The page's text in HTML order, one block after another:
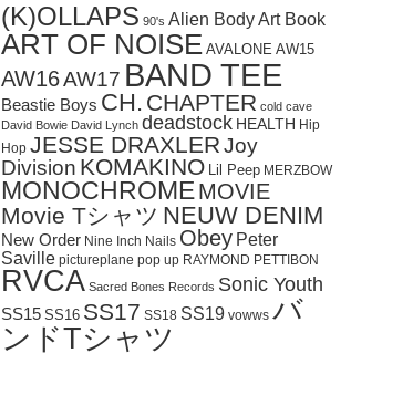
(K)OLLAPS 90's Alien BodyArt Book
ART OF NOISE AVALONE AW15
AW16AW17 BAND TEE
Beastie Boys CH. CHAPTER cold cave
David Bowie David Lynch deadstock HEALTH Hip
Hop JESSE DRAXLERJoy
Division KOMAKINO Lil Peep MERZBOW
MONOCHROMEMOVIE
Movie Tシャツ NEUW DENIM
New Order Nine Inch Nails Obey Peter
Saville pictureplane pop up RAYMOND PETTIBON
RVCA Sacred Bones Records Sonic Youth
SS15 SS16 SS17 SS18 SS19 vowws バ
ンドTシャツ